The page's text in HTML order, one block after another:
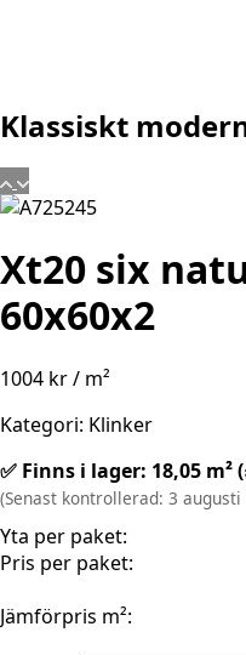
Klassiskt
Xt20 six
60x60x2
1004 kr/ m²
Kategori: Klinker
✅ Finns i lager: 18,05 m²
(Senast kontrollerad: 3 augusti
Yta per paket:
Pris per paket:
Jämförpris m²: